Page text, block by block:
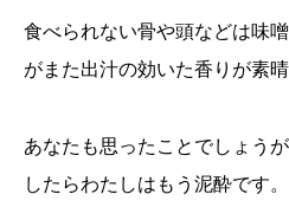
食べられない骨や頭などは味
がまた出汁の効いた香りが素晴
あなたも思ったことでしょう
したらわたしはもう泥酔です。